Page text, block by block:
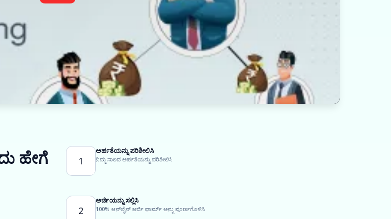
ಹೇಗೆ 1
ಅರ್ಹತೆಯನ್ನು ಪರಿಶೀಲಿಸಿ
ನಿಮ್ಮ ಸಾಲದ ಅರ್ಹತೆಯನ್ನು ಪರಿಶೀಲಿಸಿ
2
ಅರ್ಜಿಯನ್ನು ಸಲ್ಲಿಸಿ
100% ಆನ್‌ಲೈನ್ ಅರ್ಜಿ ಫಾರ್ಮ್ ಅನ್ನು ಪೂರ್ಣಗೊಳಿಸಿ